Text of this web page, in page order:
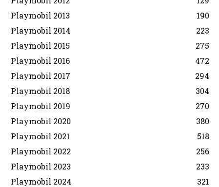
Playmobil 2013
190
Playmobil 2014
223
Playmobil 2015
275
Playmobil 2016
472
Playmobil 2017
294
Playmobil 2018
304
Playmobil 2019
270
Playmobil 2020
380
Playmobil 2021
518
Playmobil 2022
256
Playmobil 2023
233
Playmobil 2024
321